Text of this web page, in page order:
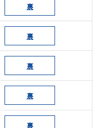
裏
裏
裏
裏
裏